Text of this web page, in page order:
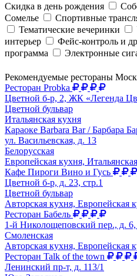
Скидка в день рождения
Сомелье
Спортивные
Тематические вечеринки
интерьер
Фейс-контроль и
программа
Электронные
Рекомендуемые рестораны
Ресторан Probka
Цветной б-р, 2, ЖК «Легенда
Цветной бульвар
Итальянская кухня
Караоке Barbara Bar / Барбара
ул. Васильевская, д. 13
Белорусская
Европейская кухня,
Кафе Пироги Вино и Гусь
Цветной б-р, д. 23, стр.1
Цветной бульвар
Авторская кухня, Европейская
Ресторан Бабель
1-й Николощеповский пер., д. 6,
Смоленская
Авторская кухня, Европейская
Ресторан Talk of the town
Ленинский пр-т, д. 113/1